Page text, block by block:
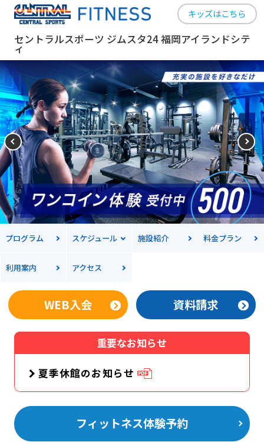
キッズはこちら
セントラルスポーツ ジムスタ24 福岡アイランドシテ
ィ
プログラム スケジュール 施設紹介 料金プラン
利用案内 アクセス
WEB入会 資料請求
重要なお知らせ
夏季休館のお知らせ
フィットネス体験予約